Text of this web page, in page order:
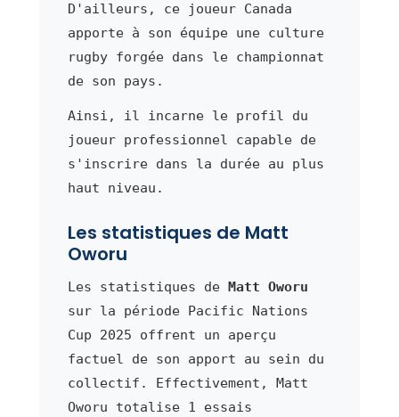
D'ailleurs, ce joueur Canada
apporte à son équipe une culture
rugby forgée dans le championnat
de son pays.
Ainsi, il incarne le profil du
joueur professionnel capable de
s'inscrire dans la durée au plus
haut niveau.
Les statistiques de Matt
Oworu
Les statistiques de
Matt Oworu
sur la période Pacific Nations
Cup 2025 offrent un aperçu
factuel de son apport au sein du
collectif. Effectivement, Matt
Oworu totalise 1 essais